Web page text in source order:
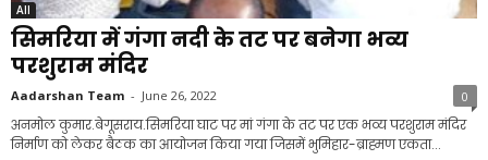
All
सिमरिया में गंगा नदी के तट पर बनेगा भव्य
परशुराम मंदिर
Aadarshan Team - June 26, 2022 0
अनमोल कुमार.बेगूसराय.सिमरिया घाट पर मां गंगा के तट पर एक भव्य परशुराम मंदिर
निर्माण को लेकर बैठक का आयोजन किया गया जिसमें भुमिहार-ब्राह्मण एकता...